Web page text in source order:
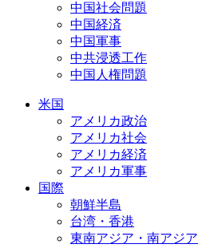
中国社会問題
中国経済
中国軍事
中共浸透工作
中国人権問題
米国
アメリカ政治
アメリカ社会
アメリカ経済
アメリカ軍事
国際
朝鮮半島
台湾・香港
東南アジア・南アジア